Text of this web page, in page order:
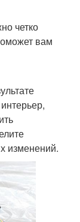
четко
вам
изменений.